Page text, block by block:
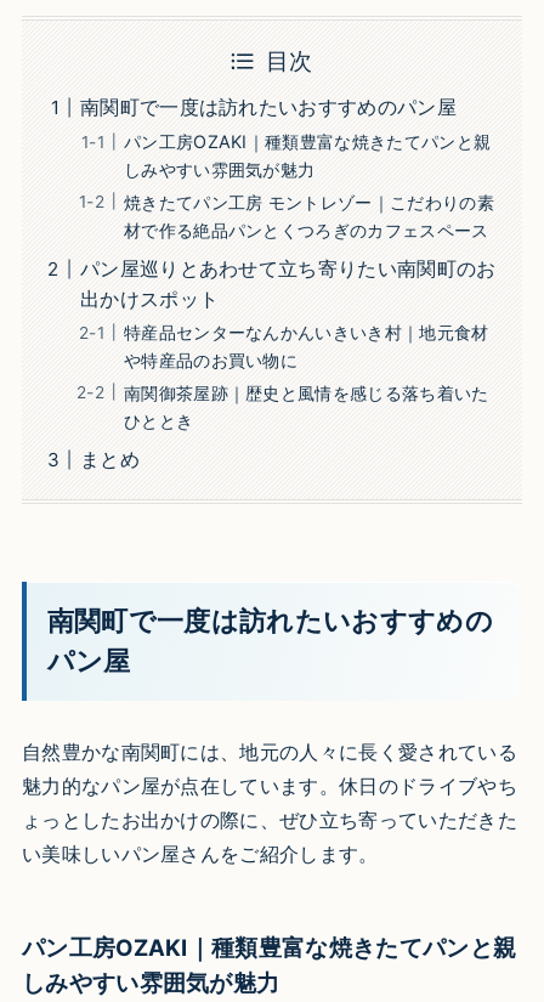
目次
南関町で一度は訪れたいおすすめのパン屋
パン工房OZAKI｜種類豊富な焼きたてパンと親
しみやすい雰囲気が魅力
焼きたてパン工房 モントレゾー｜こだわりの素
材で作る絶品パンとくつろぎのカフェスペース
パン屋巡りとあわせて立ち寄りたい南関町のお
出かけスポット
特産品センターなんかんいきいき村｜地元食材
や特産品のお買い物に
南関御茶屋跡｜歴史と風情を感じる落ち着いた
ひととき
まとめ
南関町で一度は訪れたいおすすめの
パン屋
自然豊かな南関町には、地元の人々に長く愛されている
魅力的なパン屋が点在しています。休日のドライブやち
ょっとしたお出かけの際に、ぜひ立ち寄っていただきた
い美味しいパン屋さんをご紹介します。
パン工房OZAKI｜種類豊富な焼きたてパンと親
しみやすい雰囲気が魅力